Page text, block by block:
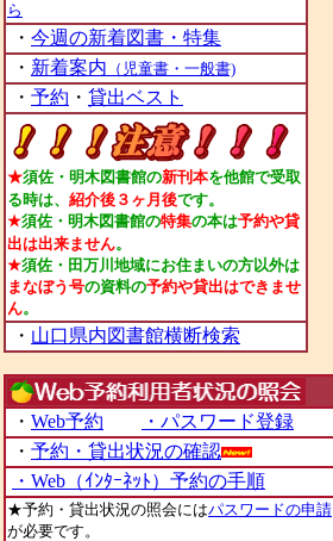
ら
・ 今週の新着図書・特集
・ 新着案内 （児童書・一般書)
・ 予約 ・ 貸出ベスト
★須佐・明木図書館の新刊本を他館で受取
る時は、 紹介後３ヶ月後です。
★須佐・明木図書館の特集の本は予約や貸
出は出来ません。
★須佐・田万川地域にお住まいの方以外は
まなぼう号の資料の予約や貸出はできませ
ん。
・ 山口県内図書館横断検索
・ Web予約
・パスワード登録
・ 予約・貸出状況の確認
・ Web（ｲﾝﾀｰﾈｯﾄ）予約の手順
★予約・貸出状況の照会にはパスワードの申請
が必要です。